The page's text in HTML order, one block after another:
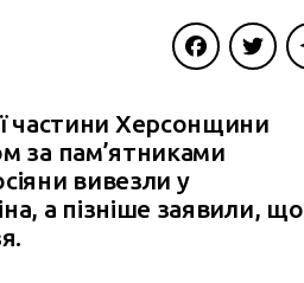
частини Херсонщини
за пам’ятниками
вивезли у
а пізніше заявили, що